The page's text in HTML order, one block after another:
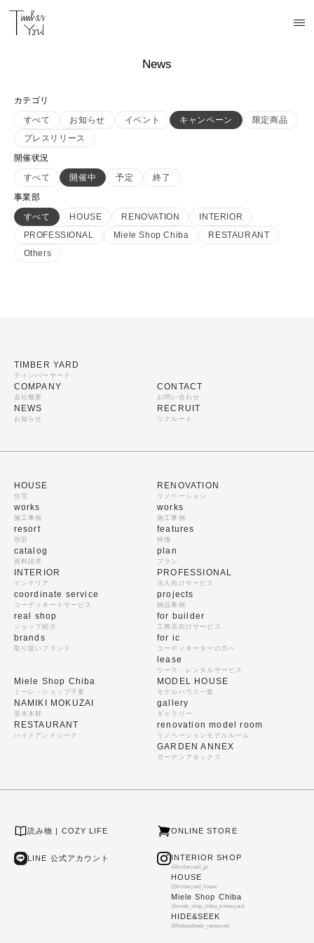
News
カテゴリ
すべて
お知らせ イベント キャンペーン
限定商品
プレスリリース
開催状況
すべて
開催中 予定
終了
事業部
すべて
HOUSE RENOVATION
INTERIOR
PROFESSIONAL
Miele Shop Chiba
RESTAURANT
Others
TIMBER YARD
ティンバーヤード
COMPANY
会社概要
NEWS
お知らせ
CONTACT
お問い合わせ
RECRUIT
リクルート
HOUSE
住宅
works
施工事例
resort
別荘
catalog
資料請求
RENOVATION
リノベーション
works
施工事例
features
特徴
plan
プラン
INTERIOR
インテリア
coordinate service
コーディネートサービス
real shop
ショップ紹介
brands
取り扱いブランド
PROFESSIONAL
法人向けサービス
projects
納品事例
for builder
工務店向けサービス
for ic
コーディネーターの方へ
lease
リース・レンタルサービス
Miele Shop Chiba
ミーレ・ショップ千葉
NAMIKI MOKUZAI
並木木材
RESTAURANT
ハイドアンドシーク
MODEL HOUSE
モデルハウス一覧
gallery
ギャラリー
renovation model room
リノベーションモデルルーム
GARDEN ANNEX
ガーデンアネックス
読み物 | COZY LIFE ONLINE STORE
LINE 公式アカウント INTERIOR SHOP
@timberyard_jp
HOUSE
@timberyard_house
Miele Shop Chiba
@miele_shop_chiba_timberyard
HIDE&SEEK
@hideandseek_restaurant